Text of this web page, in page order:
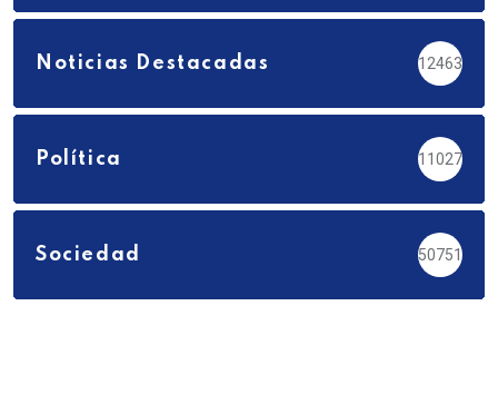
Noticias Destacadas 12463
Política 11027
Sociedad 50751